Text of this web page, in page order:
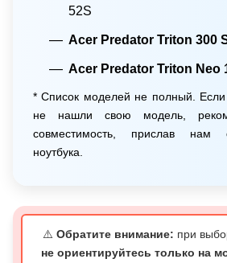
52S
Acer Predator Triton 300
Acer Predator Triton Neo
* Список моделей не полный. Если
не нашли свою модель,
совместимость, прислав нам
ноутбука.
⚠️ Обратите внимание: при
не ориентируйтесь только на